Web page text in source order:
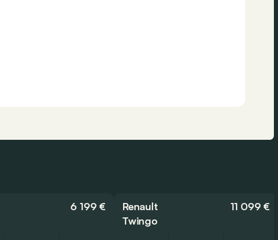
6 199 €
Renault
Twingo
11 099 €